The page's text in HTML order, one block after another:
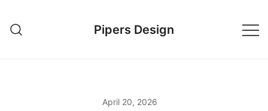
content
Pipers Design
April 20, 2026